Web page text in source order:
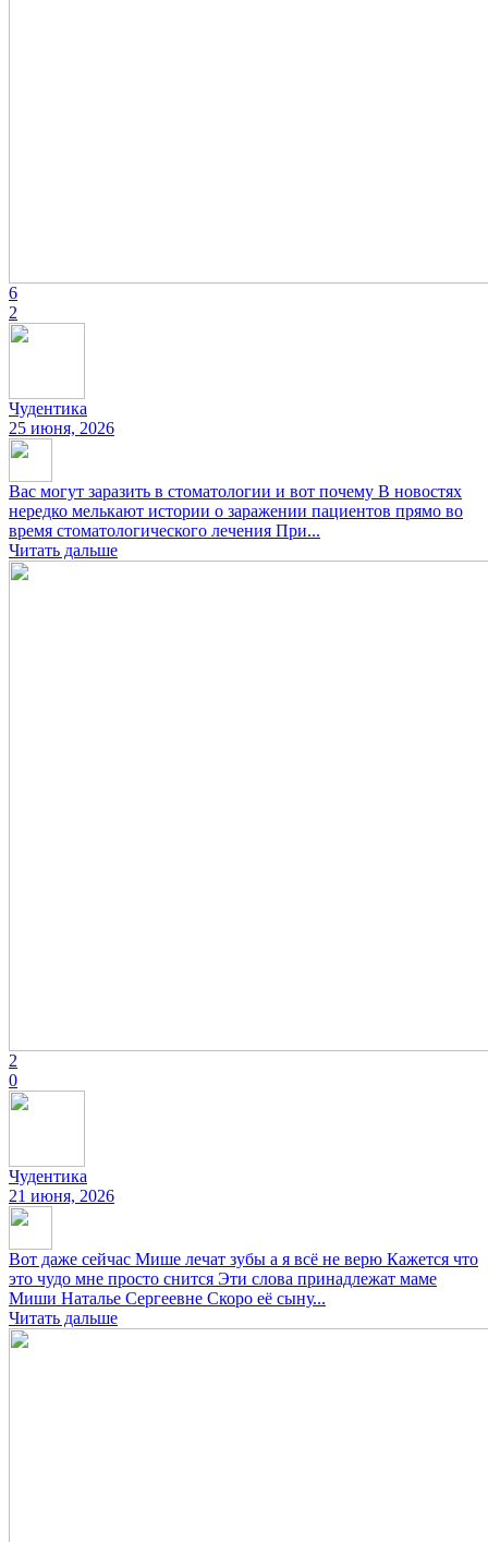
6
2
Чудентика
25 июня, 2026
Вас могут заразить в стоматологии и вот почему В новостях
нередко мелькают истории о заражении пациентов прямо во
время стоматологического лечения При...
Читать дальше
2
0
Чудентика
21 июня, 2026
Вот даже сейчас Мише лечат зубы а я всё не верю Кажется что
это чудо мне просто снится Эти слова принадлежат маме
Миши Наталье Сергеевне Скоро её сыну...
Читать дальше